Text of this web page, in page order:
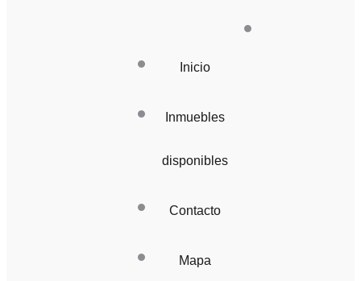
Inicio
Inmuebles
disponibles
Contacto
Mapa